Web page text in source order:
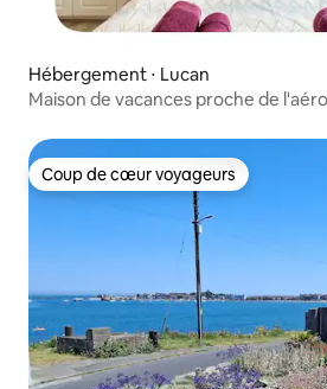
Hébergement ⋅ Lucan
Maison de vacances proche de
Coup de cœur voyageurs
Coup de cœur voyageurs